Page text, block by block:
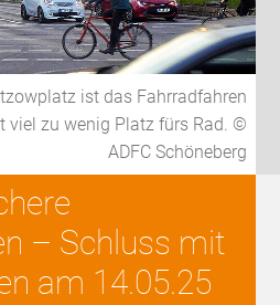
ist das Fahrradfahren
viel zu wenig Platz fürs Rad. ©
ADFC Schöneberg
– Schluss mit
am 14.05.25